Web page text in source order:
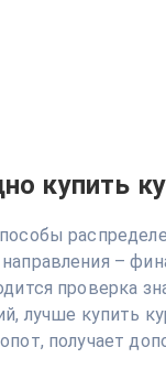
купить
–
проверка
лучше купить
получает